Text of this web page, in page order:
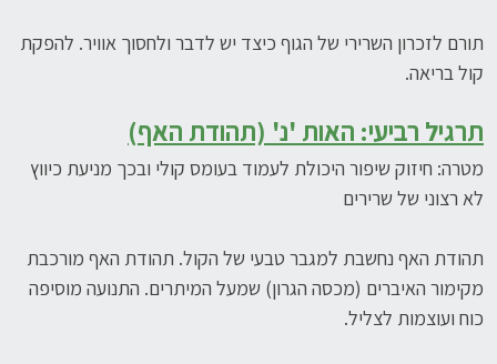
תורם לזכרון השרירי של הגוף כיצד יש לדבר ולחסוך אוויר. להפקת
קול בריאה.
תרגיל רביעי: האות 'נ' (תהודת האף)
מטרה: חיזוק שיפור היכולת לעמוד בעומס קולי ובכך מניעת כיווץ
לא רצוני של שרירים
תהודת האף נחשבת למגבר טבעי של הקול. תהודת האף מורכבת
מקימור האיברים (מכסה הגרון) שמעל המיתרים. התנועה מוסיפה
כוח ועוצמות לצליל.